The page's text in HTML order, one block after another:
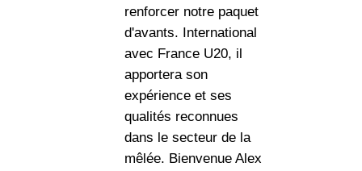
renforcer notre paquet
d'avants. International
avec France U20, il
apportera son
expérience et ses
qualités reconnues
dans le secteur de la
mêlée. Bienvenue Alex